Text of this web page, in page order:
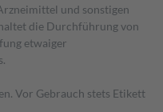
und sonstigen
die Durchführung von
etwaiger
Vor Gebrauch stets Etikett